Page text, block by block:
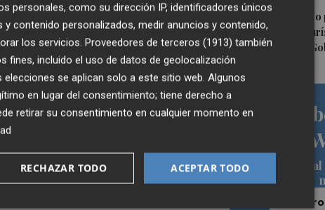
5 Marián Cano:
apartamentos
vivienda que el
de
Siempre
convenio refleja "el compromiso
de las empresas
es un factor decisivo para que las
conocimiento y
éxito los nuevos retos. Esa suma
el tejido empresarial y la economía
personales, como su dirección IP, identificadores únicos
contenido personalizados, medir anuncios y contenido,
los servicios. Proveedores de terceros (1913) también
fines, incluido el uso de datos de geolocalización
se aplican solo a este sitio web. Algunos
en lugar del consentimiento; tiene derecho a
retirar su consentimiento en cualquier momento en
ACEPTAR TODO
RECHAZAR TODO